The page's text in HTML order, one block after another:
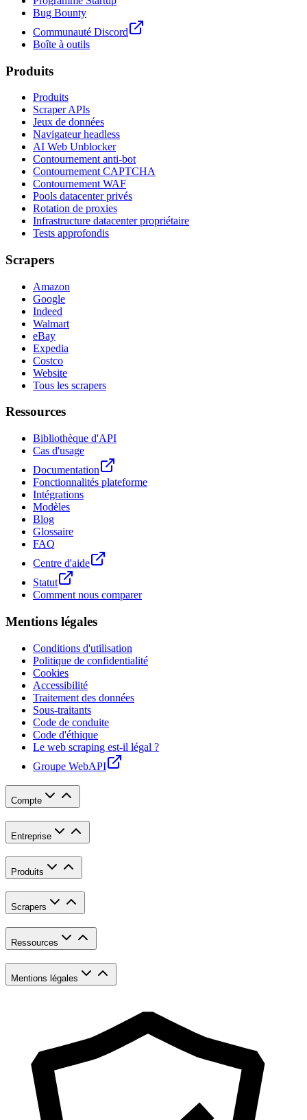
Bug Bounty
Communauté Discord
Boîte à outils
Produits
Produits
Scraper APIs
Jeux de données
Navigateur headless
AI Web Unblocker
Contournement anti-bot
Contournement CAPTCHA
Contournement WAF
Pools datacenter privés
Rotation de proxies
Infrastructure datacenter propriétaire
Tests approfondis
Scrapers
Amazon
Google
Indeed
Walmart
eBay
Expedia
Costco
Website
Tous les scrapers
Ressources
Bibliothèque d'API
Cas d'usage
Documentation
Fonctionnalités plateforme
Intégrations
Modèles
Blog
Glossaire
FAQ
Centre d'aide
Statut
Comment nous comparer
Mentions légales
Conditions d'utilisation
Politique de confidentialité
Cookies
Accessibilité
Traitement des données
Sous-traitants
Code de conduite
Code d'éthique
Le web scraping est-il légal ?
Groupe WebAPI
Compte
Entreprise
Produits
Scrapers
Ressources
Mentions légales